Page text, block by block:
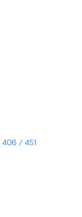
406 / 451